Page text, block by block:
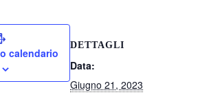
calendario
DETTAGLI
Data:
Giugno 21, 2023